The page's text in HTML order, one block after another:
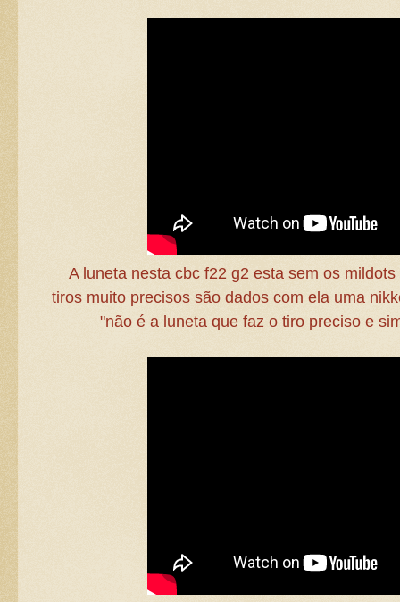
A luneta nesta cbc f22 g2 esta sem os
tiros muito precisos são dados com ela uma
"não é a luneta que faz o tiro preciso e